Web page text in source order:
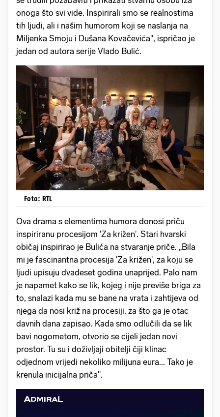
onoga što svi vide. Inspirirali smo se realnostima
tih ljudi, ali i našim humorom koji se naslanja na
Miljenka Smoju i Dušana Kovačevića", ispričao je
jedan od autora serije Vlado Bulić.
Foto: RTL
Ova drama s elementima humora donosi priču
inspiriranu procesijom 'Za križen'. Stari hvarski
običaj inspirirao je Bulića na stvaranje priče. „Bila
mi je fascinantna procesija 'Za križen', za koju se
ljudi upisuju dvadeset godina unaprijed. Palo nam
je napamet kako se lik, kojeg i nije previše briga za
to, snalazi kada mu se bane na vrata i zahtijeva od
njega da nosi križ na procesiji, za što ga je otac
davnih dana zapisao. Kada smo odlučili da se lik
bavi nogometom, otvorio se cijeli jedan novi
prostor. Tu su i doživljaji obitelji čiji klinac
odjednom vrijedi nekoliko milijuna eura... Tako je
krenula inicijalna priča".